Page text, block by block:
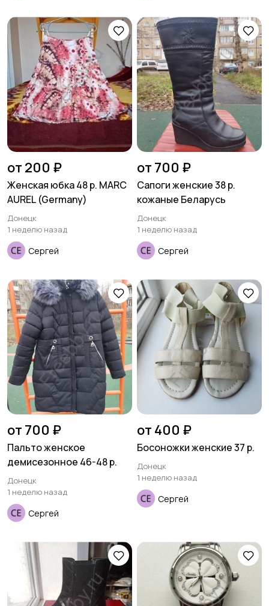
от 200 ₽
Женская юбка 48 р. MARC
AUREL (Germany)
Донецк
1 неделю назад
Сергей
от 700 ₽
Сапоги женские 38 р.
кожаные Беларусь
Донецк
1 неделю назад
Сергей
от 700 ₽
Пальто женское
демисезонное 46-48 р.
Донецк
1 неделю назад
Сергей
от 400 ₽
Босоножки женские 37 р.
Донецк
1 неделю назад
Сергей